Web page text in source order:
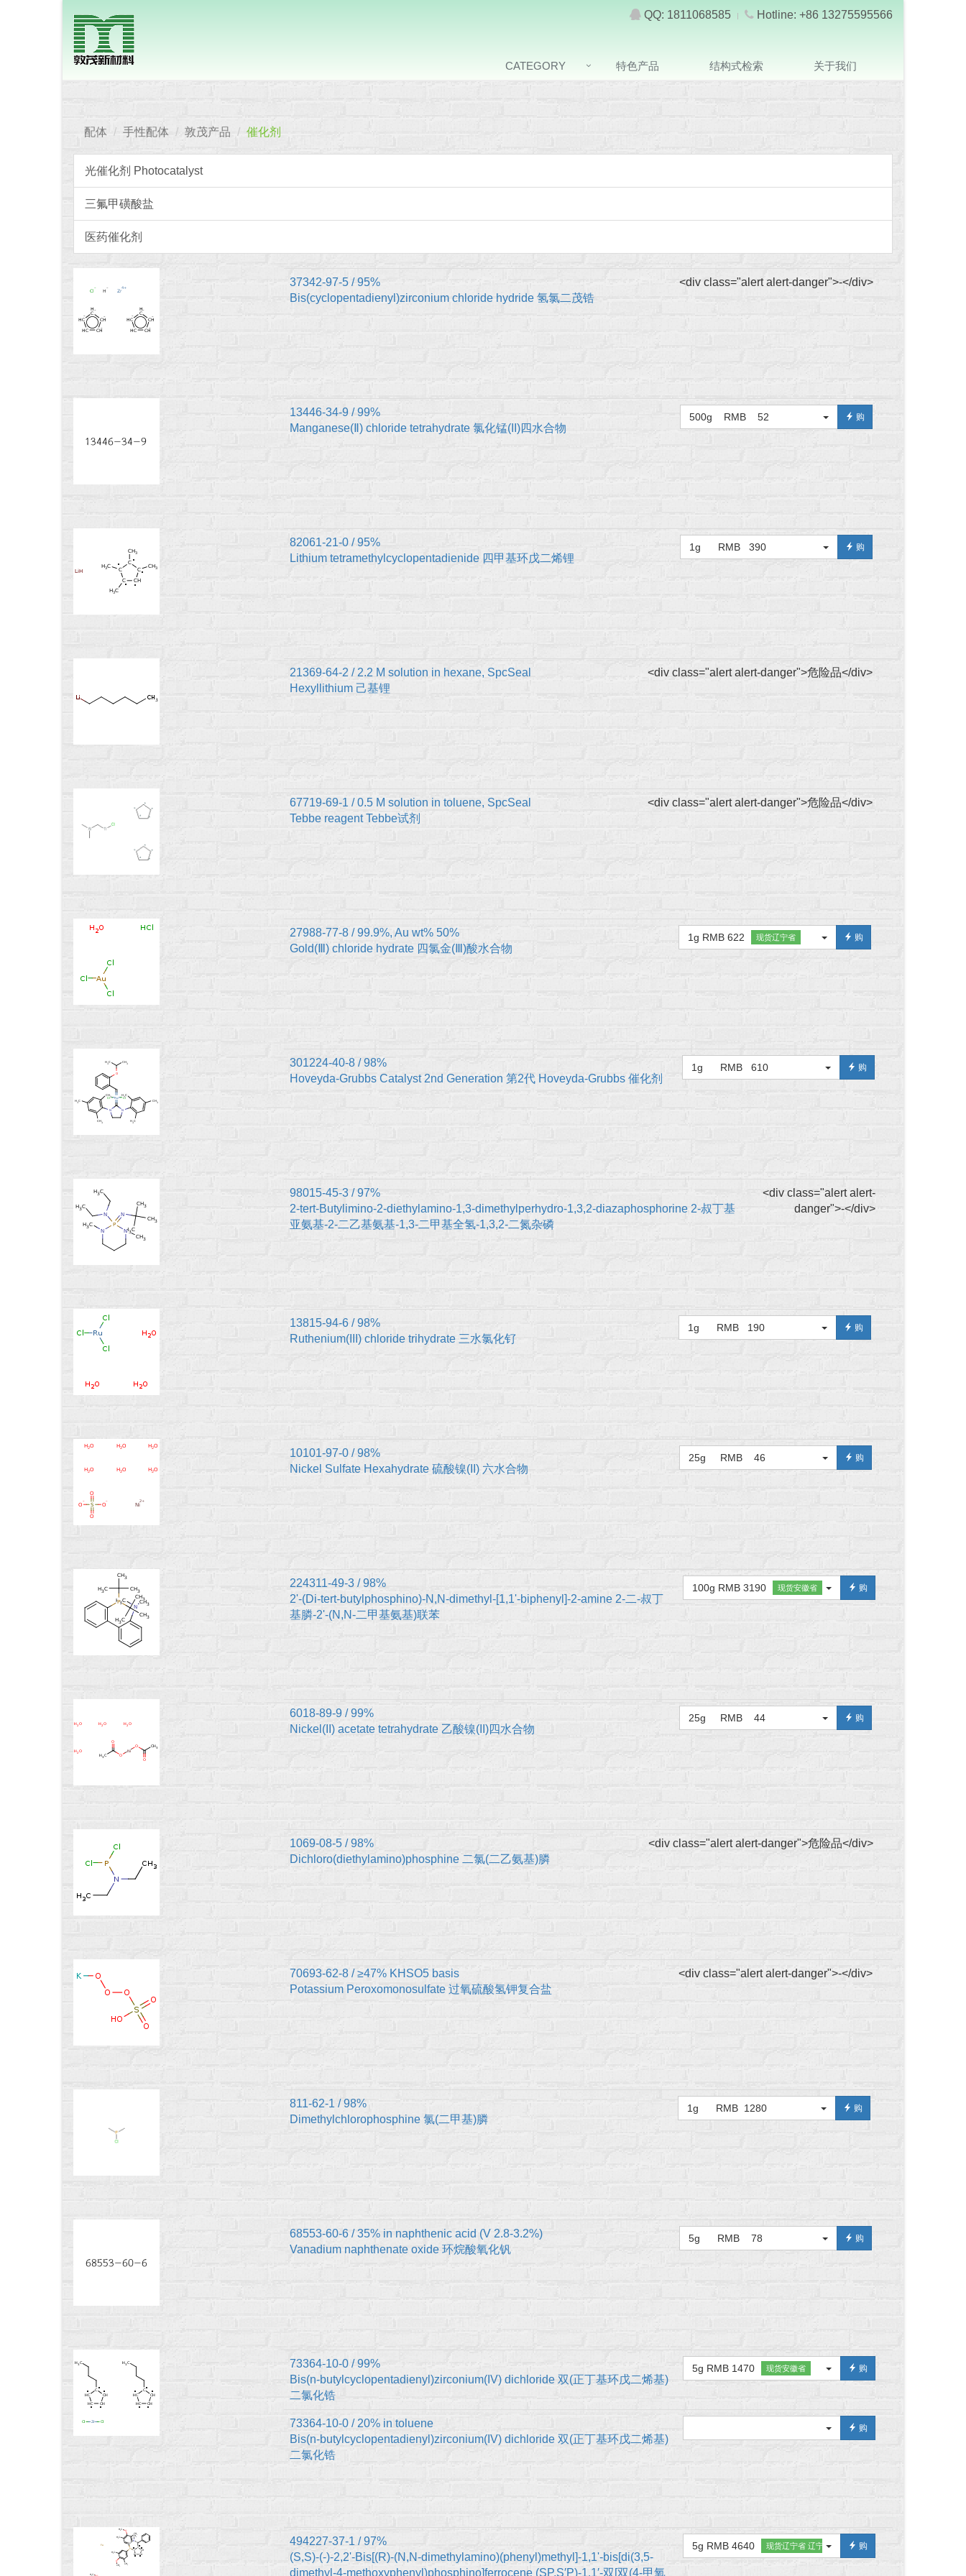
QQ: 1811068585 Hotline: +86 13275595566
CATEGORY 特色产品 结构式检索 关于我们
配体 手性配体 敦茂产品 催化剂
光催化剂 Photocatalyst
三氟甲磺酸盐
医药催化剂
37342-97-5 / 95%
Bis(cyclopentadienyl)zirconium chloride hydride 氢氯二茂锆
<div class="alert alert-danger">-</div>
13446-34-9 / 99%
Manganese(Ⅱ) chloride tetrahydrate 氯化锰(II)四水合物
500g RMB 52 购
82061-21-0 / 95%
Lithium tetramethylcyclopentadienide 四甲基环戊二烯锂
1g RMB 390 购
21369-64-2 / 2.2 M solution in hexane, SpcSeal
Hexyllithium 己基锂
<div class="alert alert-danger">危险品</div>
67719-69-1 / 0.5 M solution in toluene, SpcSeal
Tebbe reagent Tebbe试剂
<div class="alert alert-danger">危险品</div>
27988-77-8 / 99.9%, Au wt% 50%
Gold(Ⅲ) chloride hydrate 四氯金(Ⅲ)酸水合物
1g RMB 622 现货辽宁省 购
301224-40-8 / 98%
Hoveyda-Grubbs Catalyst 2nd Generation 第2代 Hoveyda-Grubbs 催化剂
1g RMB 610 购
98015-45-3 / 97%
2-tert-Butylimino-2-diethylamino-1,3-dimethylperhydro-1,3,2-diazaphosphorine 2-叔丁基
亚氨基-2-二乙基氨基-1,3-二甲基全氢-1,3,2-二氮杂磷
<div class="alert alert-
danger">-</div>
13815-94-6 / 98%
Ruthenium(III) chloride trihydrate 三水氯化钌
1g RMB 190 购
10101-97-0 / 98%
Nickel Sulfate Hexahydrate 硫酸镍(II) 六水合物
25g RMB 46 购
224311-49-3 / 98%
2'-(Di-tert-butylphosphino)-N,N-dimethyl-[1,1'-biphenyl]-2-amine 2-二-叔丁
基膦-2'-(N,N-二甲基氨基)联苯
100g RMB 3190 现货安徽省 购
6018-89-9 / 99%
Nickel(II) acetate tetrahydrate 乙酸镍(II)四水合物
25g RMB 44 购
1069-08-5 / 98%
Dichloro(diethylamino)phosphine 二氯(二乙氨基)膦
<div class="alert alert-danger">危险品</div>
70693-62-8 / ≥47% KHSO5 basis
Potassium Peroxomonosulfate 过氧硫酸氢钾复合盐
<div class="alert alert-danger">-</div>
811-62-1 / 98%
Dimethylchlorophosphine 氯(二甲基)膦
1g RMB 1280 购
68553-60-6 / 35% in naphthenic acid (V 2.8-3.2%)
Vanadium naphthenate oxide 环烷酸氧化钒
5g RMB 78 购
73364-10-0 / 99%
Bis(n-butylcyclopentadienyl)zirconium(IV) dichloride 双(正丁基环戊二烯基)
二氯化锆
5g RMB 1470 现货安徽省 购
73364-10-0 / 20% in toluene
Bis(n-butylcyclopentadienyl)zirconium(IV) dichloride 双(正丁基环戊二烯基)
二氯化锆
购
494227-37-1 / 97%
(S,S)-(-)-2,2'-Bis[(R)-(N,N-dimethylamino)(phenyl)methyl]-1,1'-bis[di(3,5-
dimethyl-4-methoxyphenyl)phosphino]ferrocene (SP,S′P)-1,1′-双[双(4-甲氧
5g RMB 4640 现货辽宁省 辽宁省 购